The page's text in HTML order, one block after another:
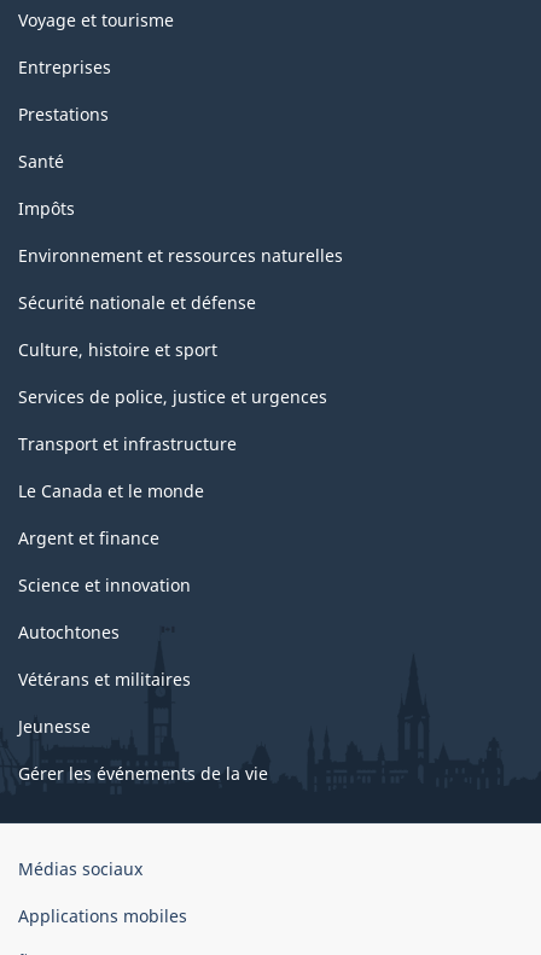
Voyage et tourisme
Entreprises
Prestations
Santé
Impôts
Environnement et ressources naturelles
Sécurité nationale et défense
Culture, histoire et sport
Services de police, justice et urgences
Transport et infrastructure
Le Canada et le monde
Argent et finance
Science et innovation
Autochtones
Vétérans et militaires
Jeunesse
Gérer les événements de la vie
Organisation
gouvernement
Médias sociaux
Applications mobiles